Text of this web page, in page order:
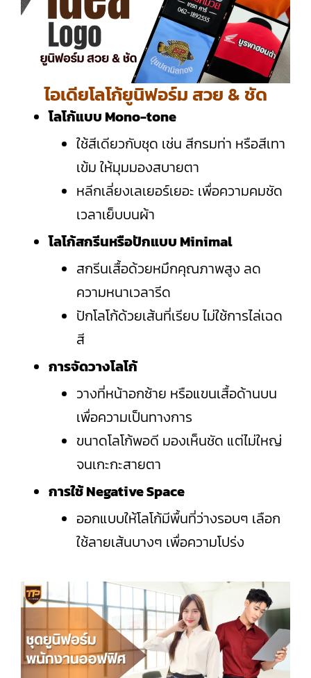
ไอเดียโลโก้ยูนิฟอร์ม สวย & ชัด
โลโก้แบบ Mono-tone
ใช้สีเดียวกับชุด เช่น สีกรมท่า หรือสีเทา
เข้ม ให้มุมมองสบายตา
หลีกเลี่ยงเลเยอร์เยอะ เพื่อความคมชัด
เวลาเย็บบนผ้า
โลโก้สกรีนหรือปักแบบ Minimal
สกรีนเสื้อด้วยหมึกคุณภาพสูง ลด
ความหนาเวลารีด
ปักโลโก้ด้วยเส้นที่เรียบ ไม่ใช้การไล่เฉด
สี
การจัดวางโลโก้
วางที่หน้าอกซ้าย หรือแขนเสื้อด้านบน
เพื่อความเป็นทางการ
ขนาดโลโก้พอดี มองเห็นชัด แต่ไม่ใหญ่
จนเกะกะสายตา
การใช้ Negative Space
ออกแบบให้โลโก้มีพื้นที่ว่างรอบๆ เลือก
ใช้ลายเส้นบางๆ เพื่อความโปร่ง